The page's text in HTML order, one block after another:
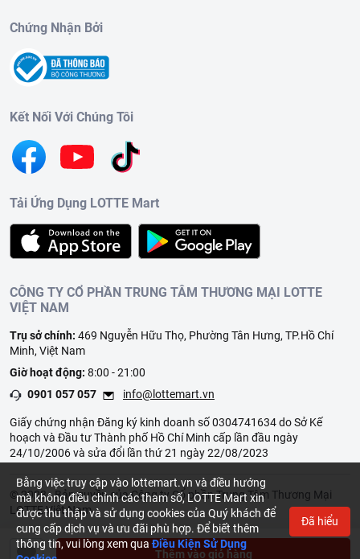
Thêm vào giỏ hàng
Chứng Nhận Bởi
Kết Nối Với Chúng Tôi
Tải Ứng Dụng LOTTE Mart
CÔNG TY CỔ PHẦN TRUNG TÂM THƯƠNG MẠI LOTTE
VIỆT NAM
Trụ sở chính: 469 Nguyễn Hữu Thọ, Phường Tân Hưng, TP.Hồ Chí
Minh, Việt Nam
Giờ hoạt động: 8:00 - 21:00
0901 057 057
info@lottemart.vn
Giấy chứng nhận Đăng ký kinh doanh số 0304741634 do Sở Kế
hoạch và Đầu tư Thành phố Hồ Chí Minh cấp lần đầu ngày
24/10/2006 và sửa đổi lần thứ 21 ngày 22/08/2023
© 2023 - Bản quyền của Công ty Cổ phần Trung Tâm Thương Mại
LOTTE Việt Nam
Bằng việc truy cập vào lottemart.vn và điều hướng
mà không điều chỉnh các tham số, LOTTE Mart xin
được thu thập và sử dụng cookies của Quý khách để
cung cấp dịch vụ và ưu đãi phù hợp. Để biết thêm
thông tin, vui lòng xem quaĐiều Kiện Sử Dụng
Đã hiểu